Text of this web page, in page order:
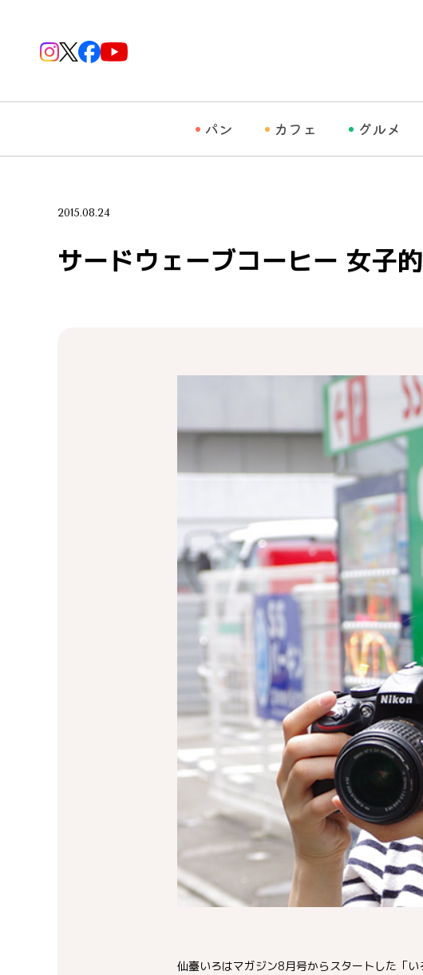
パン カフェ グルメ
2015.08.24
サードウェーブコーヒー 女子
仙臺いろはマガジン8月号からスタートした「